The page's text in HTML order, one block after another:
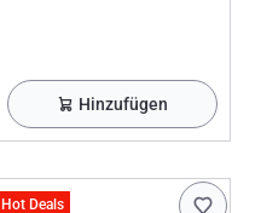
Hinzufügen
Hot Deals